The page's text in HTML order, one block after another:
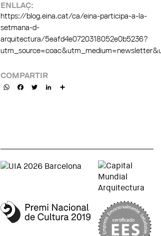
ENLLAÇ:
https://blog.eina.cat/ca/eina-participa-a-la-
setmana-d-
arquitectura/5eafd4e0720318052e0b5236?
COMPARTIR
WhatsAppFacebookTwitterLinkedIn